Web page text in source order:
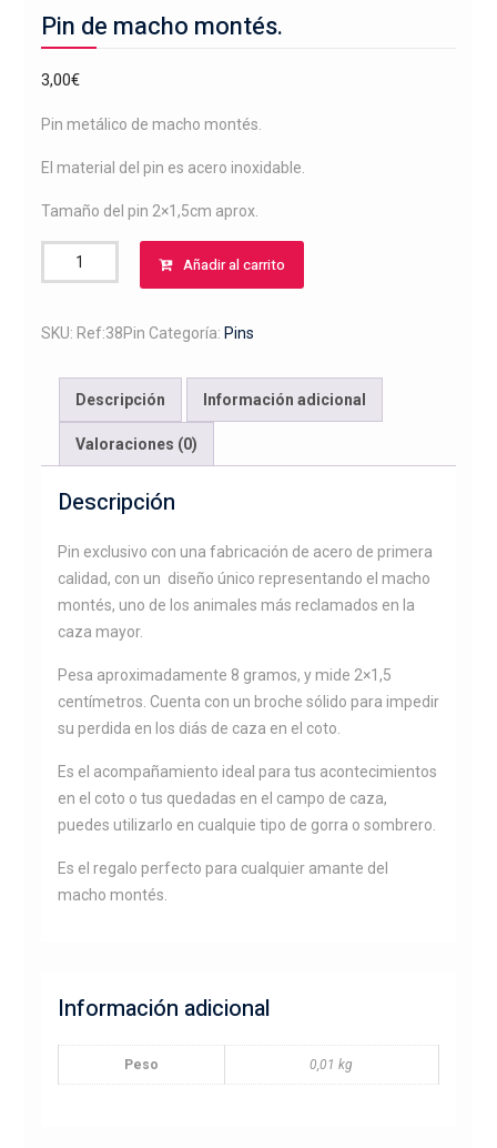
Pin de macho montés.
3,00€
Pin metálico de macho montés.
El material del pin es acero inoxidable.
Tamaño del pin 2×1,5cm aprox.
de
montés.
Añadir al carrito
SKU: Ref:38Pin Categoría: Pins
Descripción Información adicional
Valoraciones (0)
Descripción
Pin exclusivo con una fabricación de acero de primera
calidad, con un diseño único representando el macho
montés, uno de los animales más reclamados en la
caza mayor.
Pesa aproximadamente 8 gramos, y mide 2×1,5
centímetros. Cuenta con un broche sólido para impedir
su perdida en los diás de caza en el coto.
Es el acompañamiento ideal para tus acontecimientos
en el coto o tus quedadas en el campo de caza,
puedes utilizarlo en cualquie tipo de gorra o sombrero.
Es el regalo perfecto para cualquier amante del
macho montés.
Información adicional
Peso 0,01 kg